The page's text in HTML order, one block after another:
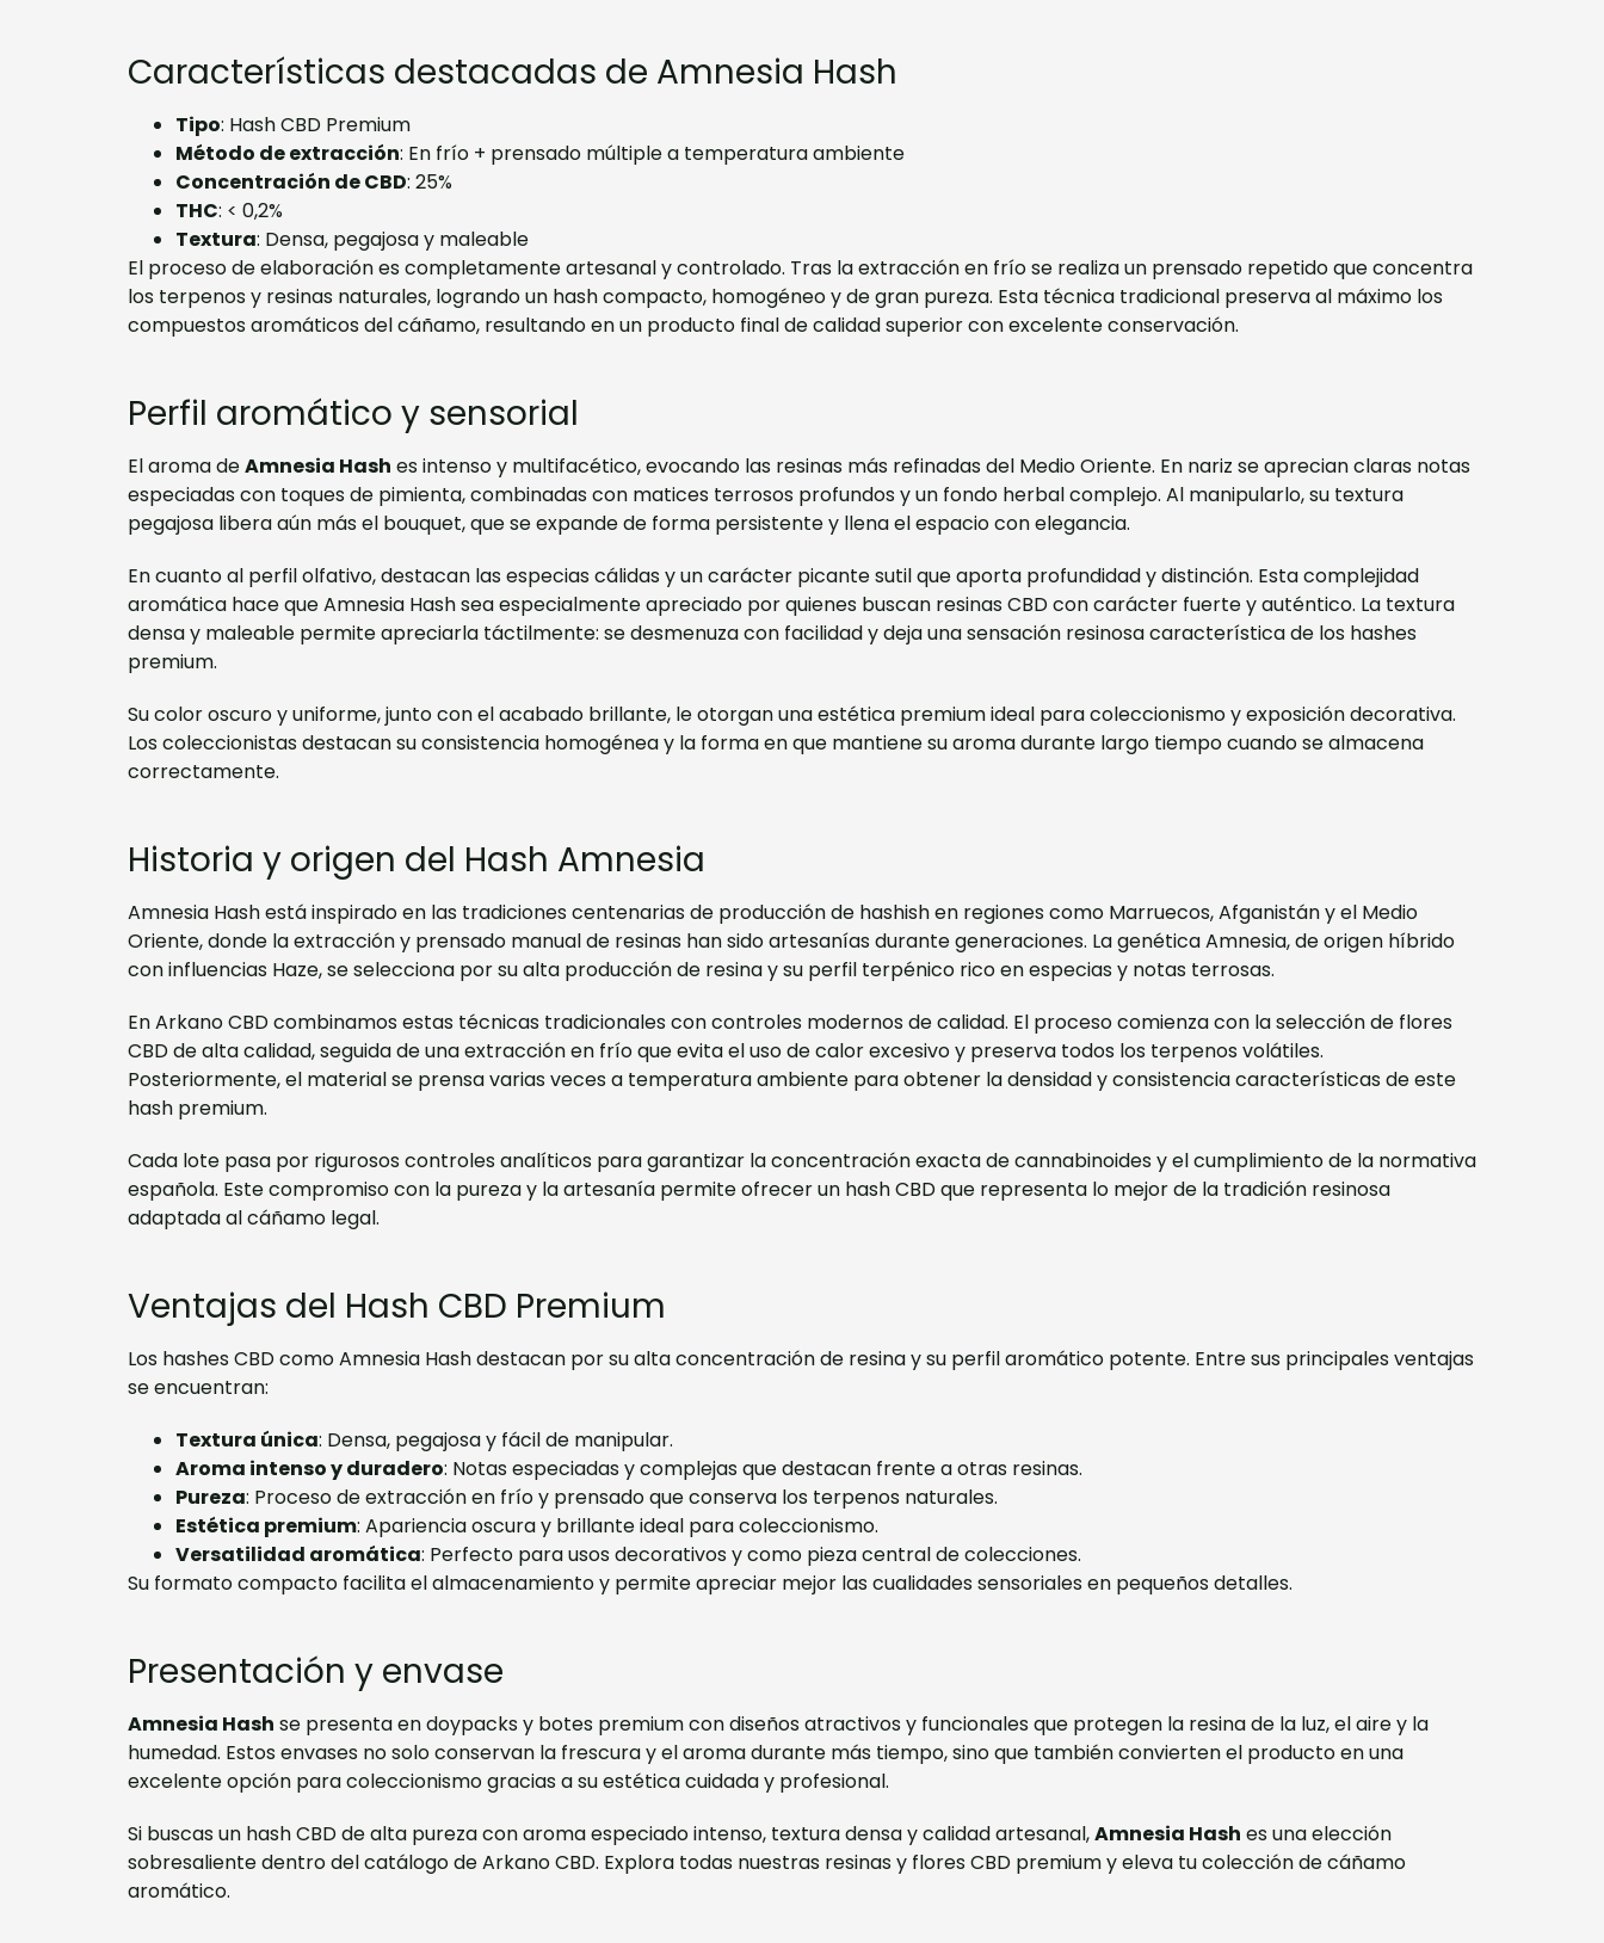
Características destacadas de Amnesia Hash
Tipo: Hash CBD Premium
Método de extracción: En frío + prensado múltiple a temperatura ambiente
Concentración de CBD: 25%
THC: < 0,2%
Textura: Densa, pegajosa y maleable
El proceso de elaboración es completamente artesanal y controlado. Tras la extracción en frío se realiza un prensado repetido que concentra
los terpenos y resinas naturales, logrando un hash compacto, homogéneo y de gran pureza. Esta técnica tradicional preserva al máximo los
compuestos aromáticos del cáñamo, resultando en un producto final de calidad superior con excelente conservación.
Perfil aromático y sensorial
El aroma deAmnesia Hash es intenso y multifacético, evocando las resinas más refinadas del Medio Oriente. En nariz se aprecian claras notas
especiadas con toques de pimienta, combinadas con matices terrosos profundos y un fondo herbal complejo. Al manipularlo, su textura
pegajosa libera aún más el bouquet, que se expande de forma persistente y llena el espacio con elegancia.
En cuanto al perfil olfativo, destacan las especias cálidas y un carácter picante sutil que aporta profundidad y distinción. Esta complejidad
aromática hace que Amnesia Hash sea especialmente apreciado por quienes buscan resinas CBD con carácter fuerte y auténtico. La textura
densa y maleable permite apreciarla táctilmente: se desmenuza con facilidad y deja una sensación resinosa característica de los hashes
premium.
Su color oscuro y uniforme, junto con el acabado brillante, le otorgan una estética premium ideal para coleccionismo y exposición decorativa.
Los coleccionistas destacan su consistencia homogénea y la forma en que mantiene su aroma durante largo tiempo cuando se almacena
correctamente.
Historia y origen del Hash Amnesia
Amnesia Hash está inspirado en las tradiciones centenarias de producción de hashish en regiones como Marruecos, Afganistán y el Medio
Oriente, donde la extracción y prensado manual de resinas han sido artesanías durante generaciones. La genética Amnesia, de origen híbrido
con influencias Haze, se selecciona por su alta producción de resina y su perfil terpénico rico en especias y notas terrosas.
En Arkano CBD combinamos estas técnicas tradicionales con controles modernos de calidad. El proceso comienza con la selección de flores
CBD de alta calidad, seguida de una extracción en frío que evita el uso de calor excesivo y preserva todos los terpenos volátiles.
Posteriormente, el material se prensa varias veces a temperatura ambiente para obtener la densidad y consistencia características de este
hash premium.
Cada lote pasa por rigurosos controles analíticos para garantizar la concentración exacta de cannabinoides y el cumplimiento de la normativa
española. Este compromiso con la pureza y la artesanía permite ofrecer un hash CBD que representa lo mejor de la tradición resinosa
adaptada al cáñamo legal.
Ventajas del Hash CBD Premium
Los hashes CBD como Amnesia Hash destacan por su alta concentración de resina y su perfil aromático potente. Entre sus principales ventajas
se encuentran:
Textura única: Densa, pegajosa y fácil de manipular.
Aroma intenso y duradero: Notas especiadas y complejas que destacan frente a otras resinas.
Pureza: Proceso de extracción en frío y prensado que conserva los terpenos naturales.
Estética premium: Apariencia oscura y brillante ideal para coleccionismo.
Versatilidad aromática: Perfecto para usos decorativos y como pieza central de colecciones.
Su formato compacto facilita el almacenamiento y permite apreciar mejor las cualidades sensoriales en pequeños detalles.
Presentación y envase
Amnesia Hash se presenta en doypacks y botes premium con diseños atractivos y funcionales que protegen la resina de la luz, el aire y la
humedad. Estos envases no solo conservan la frescura y el aroma durante más tiempo, sino que también convierten el producto en una
excelente opción para coleccionismo gracias a su estética cuidada y profesional.
Si buscas un hash CBD de alta pureza con aroma especiado intenso, textura densa y calidad artesanal,Amnesia Hash es una elección
sobresaliente dentro del catálogo de Arkano CBD. Explora todas nuestras resinas y flores CBD premium y eleva tu colección de cáñamo
aromático.